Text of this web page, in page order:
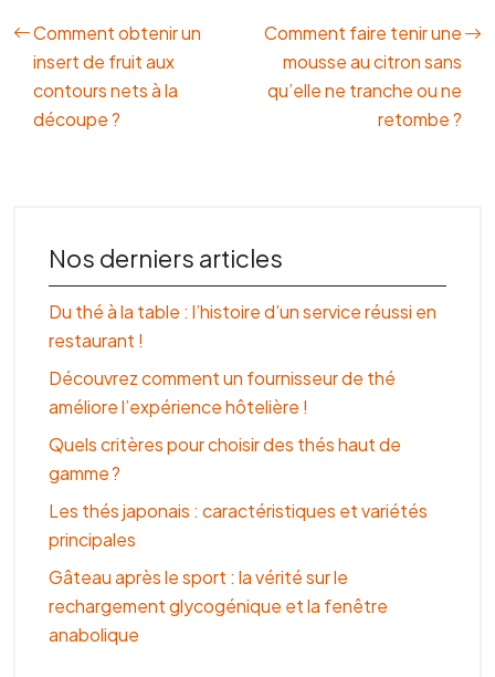
Comment obtenir un
insert de fruit aux
contours nets à la
découpe ?
Comment faire tenir une
mousse au citron sans
qu’elle ne tranche ou ne
retombe ?
Nos derniers articles
Du thé à la table : l’histoire d’un service réussi en
restaurant !
Découvrez comment un fournisseur de thé
améliore l’expérience hôtelière !
Quels critères pour choisir des thés haut de
gamme ?
Les thés japonais : caractéristiques et variétés
principales
Gâteau après le sport : la vérité sur le
rechargement glycogénique et la fenêtre
anabolique